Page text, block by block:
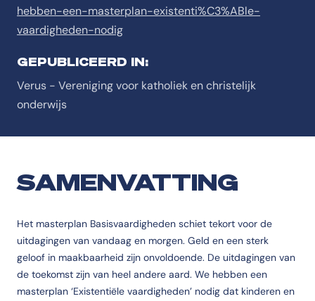
hebben-een-masterplan-existenti%C3%ABle-
vaardigheden-nodig
GEPUBLICEERD IN:
Verus - Vereniging voor katholiek en christelijk
onderwijs
SAMENVATTING
Het masterplan Basisvaardigheden schiet tekort voor de
uitdagingen van vandaag en morgen. Geld en een sterk
geloof in maakbaarheid zijn onvoldoende. De uitdagingen van
de toekomst zijn van heel andere aard. We hebben een
masterplan ‘Existentiële vaardigheden’ nodig dat kinderen en